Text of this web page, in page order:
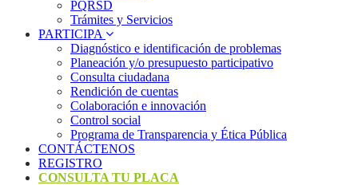
PQRSD
Trámites y Servicios
PARTICIPA
Diagnóstico e identificación de problemas
Planeación y/o presupuesto participativo​
Consulta ciudadana
Rendición de cuentas
Colaboración e innovación
Control social
Programa de Transparencia y Ética Pública
CONTÁCTENOS
REGISTRO
CONSULTA TU PLACA